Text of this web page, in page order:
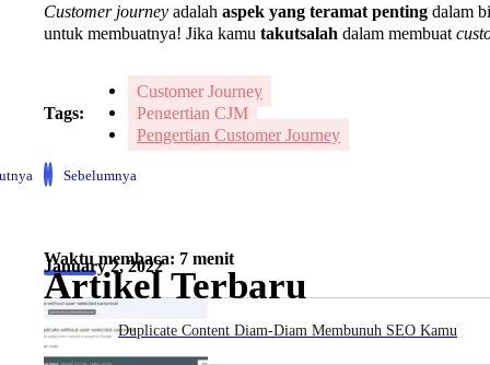
January 2, 2022
Waktu membaca: 7 menit
Artikel Terbaru
Duplicate Content Diam-Diam Membunuh SEO Kamu
Customer journey adalah aspek yang teramat penting dalam
untuk membuatnya! Jika kamu takutsalah dalam membuat
Tags:
Customer Journey
Pengertian CJM
Pengertian Customer Journey
Sebelumnya